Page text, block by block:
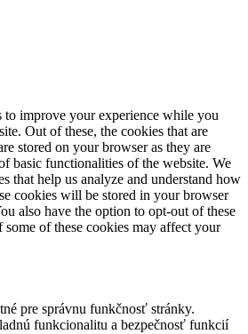
to improve your experience while you
Out of these, the cookies that are
stored on your browser as they are
basic functionalities of the website. We
that help us analyze and understand how
cookies will be stored in your browser
also have the option to opt-out of these
of these cookies may affect your
pre správnu funkčnosť stránky.
funkcionalitu a bezpečnosť funkcií